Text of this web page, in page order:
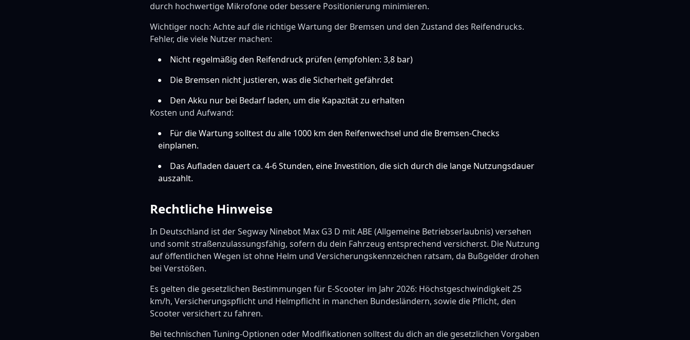
durch hochwertige Mikrofone oder bessere Positionierung minimieren.
Wichtiger noch: Achte auf die richtige Wartung der Bremsen und den Zustand des Reifendrucks.
Fehler, die viele Nutzer machen:
Nicht regelmäßig den Reifendruck prüfen (empfohlen: 3,8 bar)
Die Bremsen nicht justieren, was die Sicherheit gefährdet
Den Akku nur bei Bedarf laden, um die Kapazität zu erhalten
Kosten und Aufwand:
Für die Wartung solltest du alle 1000 km den Reifenwechsel und die Bremsen-Checks
einplanen.
Das Aufladen dauert ca. 4-6 Stunden, eine Investition, die sich durch die lange Nutzungsdauer
auszahlt.
Rechtliche Hinweise
In Deutschland ist der Segway Ninebot Max G3 D mit ABE (Allgemeine Betriebserlaubnis) versehen
und somit straßenzulassungsfähig, sofern du dein Fahrzeug entsprechend versicherst. Die Nutzung
auf öffentlichen Wegen ist ohne Helm und Versicherungskennzeichen ratsam, da Bußgelder drohen
bei Verstößen.
Es gelten die gesetzlichen Bestimmungen für E-Scooter im Jahr 2026: Höchstgeschwindigkeit 25
km/h, Versicherungspflicht und Helmpflicht in manchen Bundesländern, sowie die Pflicht, den
Scooter versichert zu fahren.
Bei technischen Tuning-Optionen oder Modifikationen solltest du dich an die gesetzlichen Vorgaben